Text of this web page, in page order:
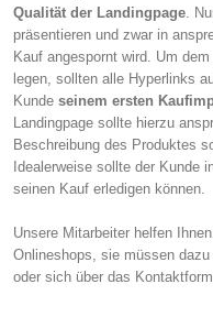
Qualität der Landingpage.
präsentieren und zwar in
Kauf angespornt wird. Um
legen, sollten alle Hyperlinks
Kunde seinem ersten
Landingpage sollte hierzu
Beschreibung des Produktes
Idealerweise sollte der Kunde
seinen Kauf erledigen können.
Unsere Mitarbeiter helfen
Onlineshops, sie müssen
oder sich über das